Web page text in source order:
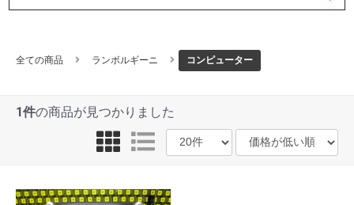
全ての商品 ランボルギーニ コンピューター
1件の商品が見つかりました